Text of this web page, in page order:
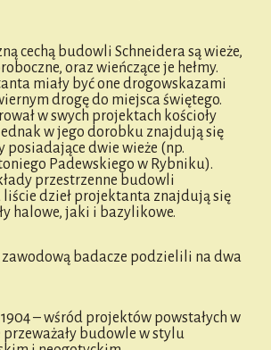
cechą budowli Schneidera są wieże,
oraz wieńczące je hełmy.
miały być one drogowskazami
drogę do miejsca świętego.
w swych projektach kościoły
w jego dorobku znajdują się
posiadające dwie wieże (np.
Padewskiego w Rybniku).
przestrzenne budowli
liście dzieł projektanta znajdują się
halowe, jaki i bazylikowe.
zawodową badacze podzielili na dwa
1904 – wśród projektów powstałych w
budowle w stylu